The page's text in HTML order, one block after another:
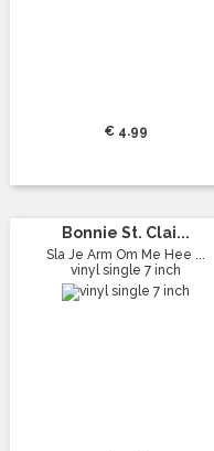
€ 4.99
Bonnie St. Clai...
Sla Je Arm Om Me Hee ...
vinyl single 7 inch